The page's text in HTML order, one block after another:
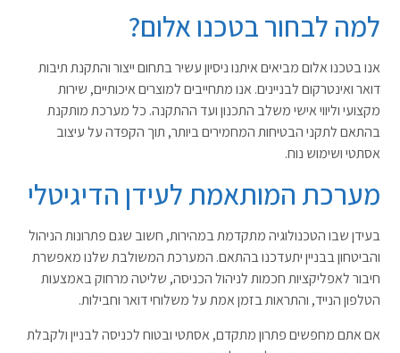
למה לבחור בטכנו אלום?
אנו בטכנו אלום מביאים איתנו ניסיון עשיר בתחום ייצור והתקנת תיבות
דואר ואינטרקום לבניינים. אנו מתחייבים למוצרים איכותיים, שירות
מקצועי וליווי אישי משלב התכנון ועד ההתקנה. כל מערכת מותקנת
בהתאם לתקני הבטיחות המחמירים ביותר, תוך הקפדה על עיצוב
אסתטי ושימוש נוח.
מערכת המותאמת לעידן הדיגיטלי
בעידן שבו הטכנולוגיה מתקדמת במהירות, חשוב שגם פתרונות הניהול
והביטחון בבניין יתעדכנו בהתאם. המערכת המשולבת שלנו מאפשרת
חיבור לאפליקציות חכמות לניהול הכניסה, שליטה מרחוק באמצעות
הטלפון הנייד, והתראות בזמן אמת על משלוחי דואר וחבילות.
אם אתם מחפשים פתרון מתקדם, אסתטי ובטוח לכניסה לבניין ולקבלת